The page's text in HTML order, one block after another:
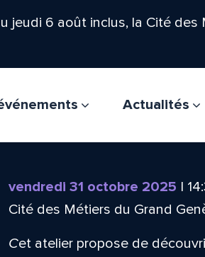
6 août inclus, la Cité
Actualités
vendredi 31 octobre 2025 |
Cité des Métiers du Grand
Cet atelier propose de